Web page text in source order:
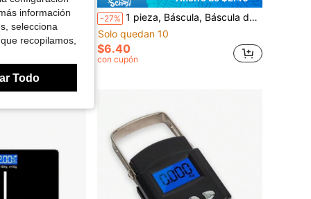
unidades en gramos y onzas, para cocinar, hornear, joyería, función de tara, 2 bandejas, pantalla LCD -27% 1 pieza, Báscula, Báscula de cocina digital de alta precisión, Báscula electrónica, Báscula pequeña de precisión para el hogar, Báscula de alimentos, Báscula de medicamentos, Báscula de café, Báscula postal, Utensilios de cocina, Herramientas de repostería
Solo quedan 10
$6.40
con cupón
información
selecciona
recopilamos,
Todo